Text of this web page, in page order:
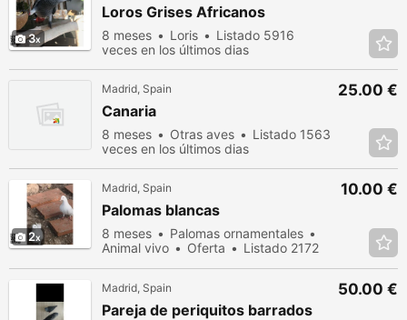
3
Loros Grises Africanos
8 meses Loris
Listado 5916
veces en los últimos dias
Madrid, Spain
Canaria
8 meses Otras aves
Listado 1563
veces en los últimos dias
25.00 €
2
Madrid, Spain
Palomas blancas
8 meses
Palomas ornamentales
Animal vivo
Oferta
Listado 2172
10.00 €
Madrid, Spain
Pareja de periquitos barrados
50.00 €